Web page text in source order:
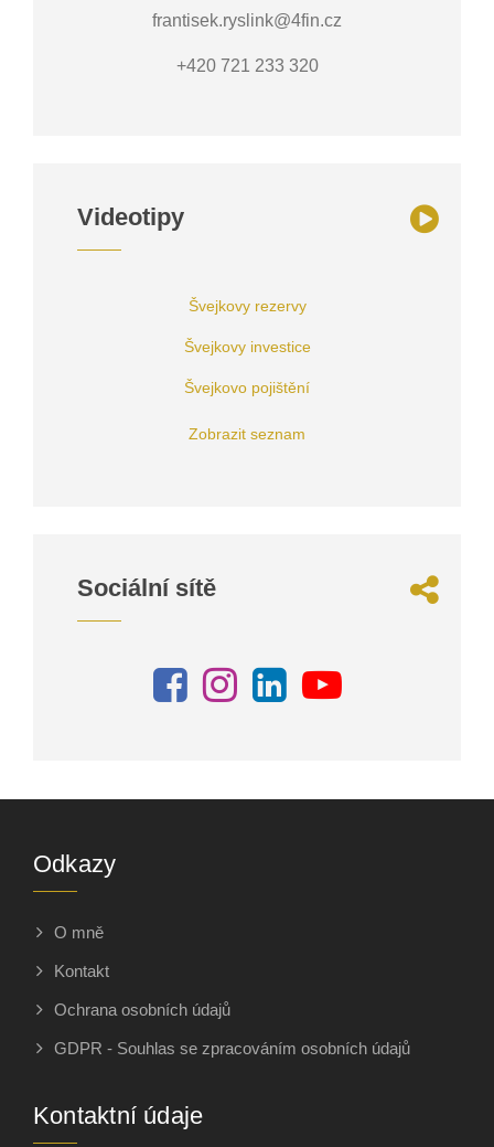
frantisek.ryslink@4fin.cz
+420 721 233 320
Videotipy
Švejkovy rezervy
Švejkovy investice
Švejkovo pojištění
Zobrazit seznam
Sociální sítě
Odkazy
O mně
Kontakt
Ochrana osobních údajů
GDPR - Souhlas se zpracováním osobních údajů
Kontaktní údaje